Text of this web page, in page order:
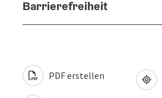
Barrierefreiheit
PDF erstellen